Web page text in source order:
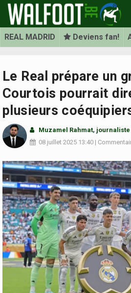
REAL MADRID Deviens fan!
Le Real prépare un
Courtois pourrait
plusieurs
Muzamel Rahmat, journaliste
08 juillet 2025 13:40 |